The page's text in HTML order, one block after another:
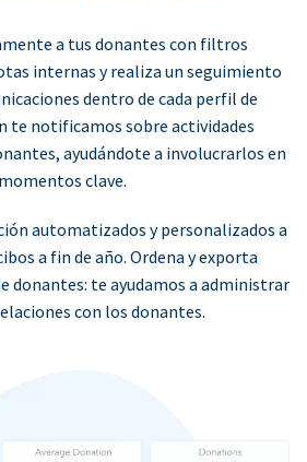
a tus donantes con filtros
internas y realiza un seguimiento
dentro de cada perfil de
te notificamos sobre actividades
ayudándote a involucrarlos en
momentos clave.
automatizados y personalizados a
a fin de año. Ordena y exporta
donantes: te ayudamos a administrar
con los donantes.